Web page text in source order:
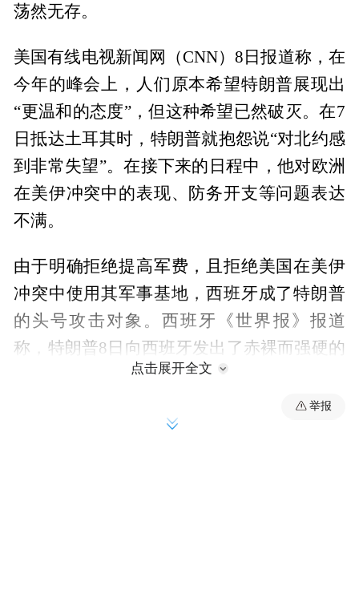
荡然无存。
美国有线电视新闻网（CNN）8日报道称，在
今年的峰会上，人们原本希望特朗普展现出
“更温和的态度”，但这种希望已然破灭。在7
日抵达土耳其时，特朗普就抱怨说“对北约感
到非常失望”。在接下来的日程中，他对欧洲
在美伊冲突中的表现、防务开支等问题表达
不满。
由于明确拒绝提高军费，且拒绝美国在美伊
冲突中使用其军事基地，西班牙成了特朗普
的头号攻击对象。西班牙《世界报》报道
称，特朗普8日向西班牙发出了赤裸而强硬的
威胁。他称西班牙为“一个糟糕透顶的盟
友”，并补充说这个国家“已经无药可救”，甚
至在新闻发布会现场“直接下令立即切断与该
点击展开全文
举报